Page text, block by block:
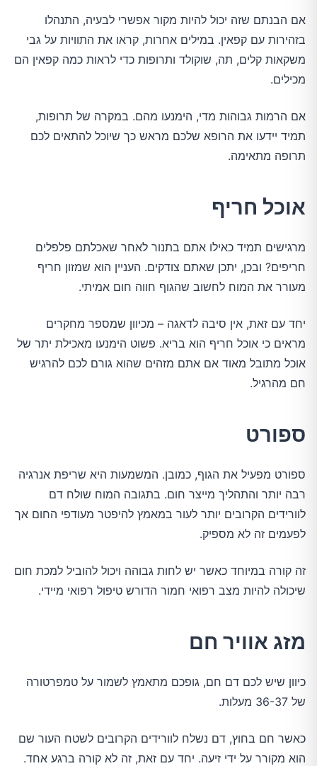
אם הבנתם שזה יכול להיות מקור אפשרי לבעיה, התנהלו
בזהירות עם קפאין. במילים אחרות, קראו את התוויות על גבי
משקאות קלים, תה, שוקולד ותרופות כדי לראות כמה קפאין הם
מכילים.
אם הרמות גבוהות מדי, הימנעו מהם. במקרה של תרופות,
תמיד יידעו את הרופא שלכם מראש כך שיוכל להתאים לכם
תרופה מתאימה.
אוכל חריף
מרגישים תמיד כאילו אתם בתנור לאחר שאכלתם פלפלים
חריפים? ובכן, יתכן שאתם צודקים. העניין הוא שמזון חריף
מעורר את המוח לחשוב שהגוף חווה חום אמיתי.
יחד עם זאת, אין סיבה לדאגה – מכיוון שמספר מחקרים
מראים כי אוכל חריף הוא בריא. פשוט הימנעו מאכילת יתר של
אוכל מתובל מאוד אם אתם מזהים שהוא גורם לכם להרגיש
חם מהרגיל.
ספורט
ספורט מפעיל את הגוף, כמובן. המשמעות היא שריפת אנרגיה
רבה יותר והתהליך מייצר חום. בתגובה המוח שולח דם
לוורידים הקרובים יותר לעור במאמץ להיפטר מעודפי החום אך
לפעמים זה לא מספיק.
זה קורה במיוחד כאשר יש לחות גבוהה ויכול להוביל למכת חום
שיכולה להיות מצב רפואי חמור הדורש טיפול רפואי מיידי.
מזג אוויר חם
כיוון שיש לכם דם חם, גופכם מתאמץ לשמור על טמפרטורה
של 36-37 מעלות.
כאשר חם בחוץ, דם נשלח לוורידים הקרובים לשטח העור שם
הוא מקורר על ידי זיעה. יחד עם זאת, זה לא קורה ברגע אחד.